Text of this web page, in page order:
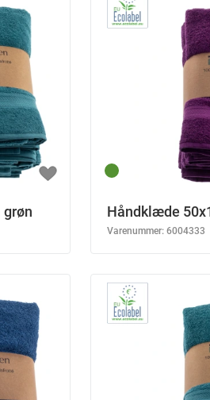
Håndklæde
Varenummer:6004333